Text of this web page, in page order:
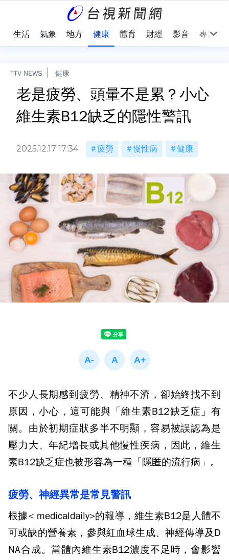
生活 氣象 地方 健康 體育 財經 影音 專題
TTV NEWS 健康
老是疲勞、頭暈不是累？小心
維生素B12缺乏的隱性警訊
2025.12.17 17:34 疲勞 慢性病 健康
不少人長期感到疲勞、精神不濟，卻始終找不到
原因，小心，這可能與「維生素B12缺乏症」有
關。由於初期症狀多半不明顯，容易被誤認為是
壓力大、年紀增長或其他慢性疾病，因此，維生
素B12缺乏症也被形容為一種「隱匿的流行病」。
疲勞、神經異常是常見警訊
根據< medicaldaily>的報導，維生素B12是人體不
可或缺的營養素，參與紅血球生成、神經傳導及D
NA合成。當體內維生素B12濃度不足時，會影響